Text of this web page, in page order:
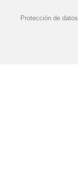
Protección de datos